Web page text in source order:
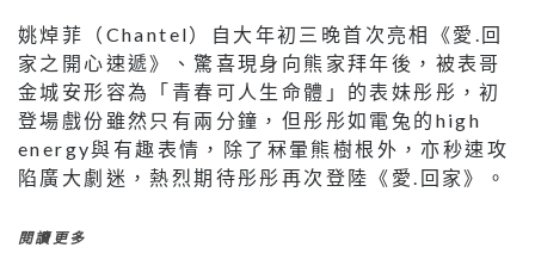
姚焯菲（Chantel）自大年初三晚首次亮相《愛.回
家之開心速遞》、驚喜現身向熊家拜年後，被表哥
金城安形容為「青春可人生命體」的表妹彤彤，初
登場戲份雖然只有兩分鐘，但彤彤如電兔的high
energy與有趣表情，除了冧暈熊樹根外，亦秒速攻
陷廣大劇迷，熱烈期待彤彤再次登陸《愛.回家》。
閱讀更多